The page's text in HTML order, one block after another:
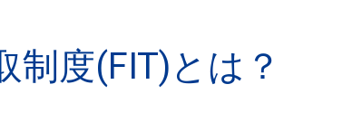
制度(FIT)とは？